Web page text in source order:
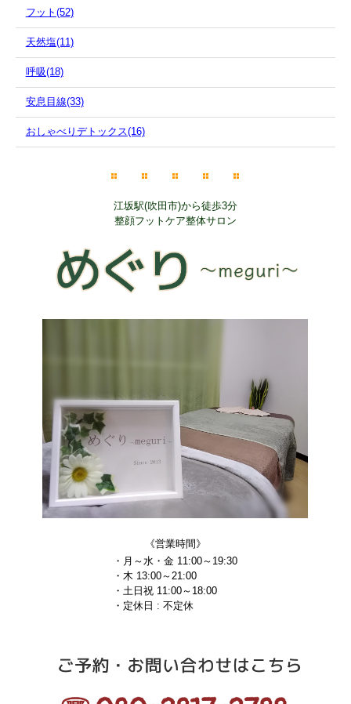
フット(52)
天然塩(11)
呼吸(18)
安息目線(33)
おしゃべりデトックス(16)
江坂駅(吹田市)から徒歩3分
整顔フットケア整体サロン
《営業時間》
・月～水・金 11:00～19:30
・木 13:00～21:00
・土日祝 11:00～18:00
・定休日 : 不定休